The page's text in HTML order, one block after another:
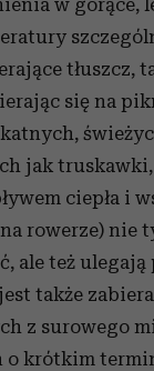
w gorące,
tłuszcz,
się na
jak
ciepła i
rowerze) nie
ale też ulegają
także
z surowego
o krótkim